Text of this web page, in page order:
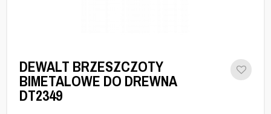
DEWALT BRZESZCZOTY
BIMETALOWE DO DREWNA
DT2349